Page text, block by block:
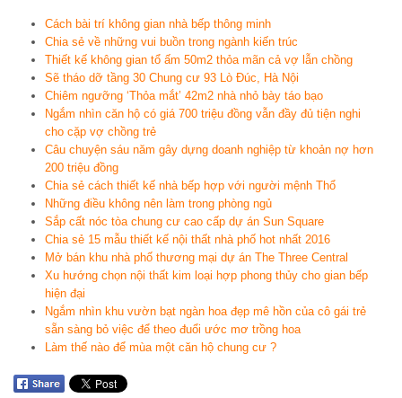
Cách bài trí không gian nhà bếp thông minh
Chia sẻ về những vui buồn trong ngành kiến trúc
Thiết kế không gian tổ ấm 50m2 thỏa mãn cả vợ lẫn chồng
Sẽ tháo dỡ tầng 30 Chung cư 93 Lò Đúc, Hà Nội
Chiêm ngưỡng ‘Thỏa mắt’ 42m2 nhà nhỏ bày táo bạo
Ngắm nhìn căn hộ có giá 700 triệu đồng vẫn đầy đủ tiện nghi
cho cặp vợ chồng trẻ
Câu chuyện sáu năm gây dựng doanh nghiệp từ khoản nợ hơn
200 triệu đồng
Chia sẻ cách thiết kế nhà bếp hợp với người mệnh Thổ
Những điều không nên làm trong phòng ngủ
Sắp cất nóc tòa chung cư cao cấp dự án Sun Square
Chia sẻ 15 mẫu thiết kế nội thất nhà phố hot nhất 2016
Mở bán khu nhà phố thương mại dự án The Three Central
Xu hướng chọn nội thất kim loại hợp phong thủy cho gian bếp
hiện đại
Ngắm nhìn khu vườn bạt ngàn hoa đẹp mê hồn của cô gái trẻ
sẵn sàng bỏ việc để theo đuổi ước mơ trồng hoa
Làm thế nào để mùa một căn hộ chung cư ?